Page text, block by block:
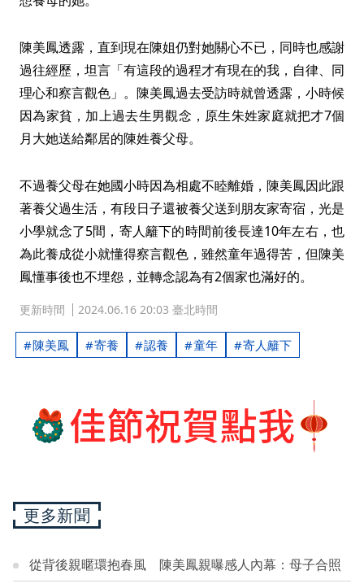
陳美鳳透露，直到現在陳姐仍對她關心不已，同時也感謝
過往經歷，坦言「有這段的過程才有現在的我，自律、同
理心和察言觀色」。陳美鳳過去受訪時就曾透露，小時候
因為家貧，加上過去生男觀念，原生朱姓家庭就把才7個
月大她送給鄰居的陳姓養父母。
不過養父母在她國小時因為相處不睦離婚，陳美鳳因此跟
著養父過生活，有段日子還被養父送到朋友家寄宿，光是
小學就念了5間，寄人籬下的時間前後長達10年左右，也
為此養成從小就懂得察言觀色，雖然童年過得苦，但陳美
鳳懂事後也不埋怨，並轉念認為有2個家也滿好的。
更新時間 2024.06.16 20:03 臺北時間
陳美鳳 寄養 認養 童年 寄人籬下
更多新聞
從背後親暱環抱春風 陳美鳳親曝感人內幕：母子合照